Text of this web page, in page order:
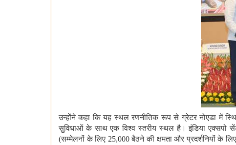
उन्होंने कहा कि यह स्थल रणनीतिक रूप से ग्रेटर नोएडा में
सुविधाओं के साथ एक विश्व स्तरीय स्थल है। इंडिया एक्सपो
(सम्मेलनों के लिए 25,000 बैठने की क्षमता और प्रदर्शनियों के